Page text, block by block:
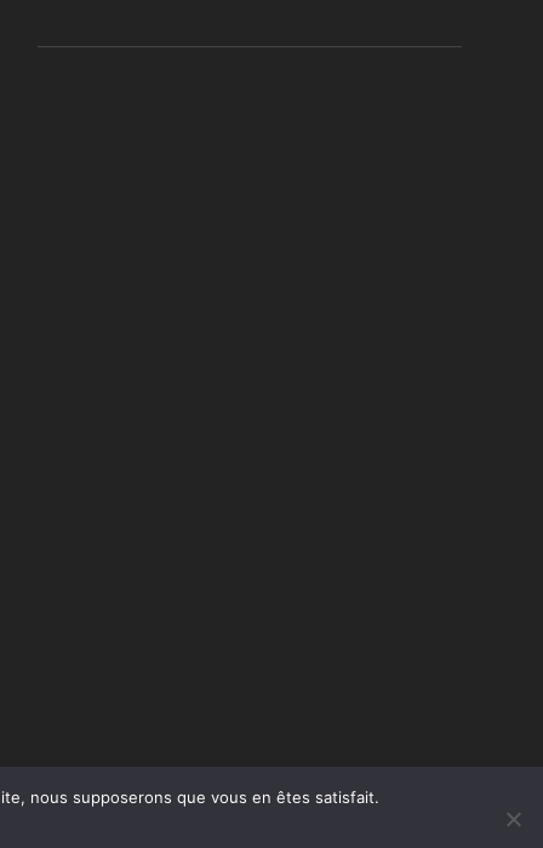
nous supposerons que vous en êtes satisfait.